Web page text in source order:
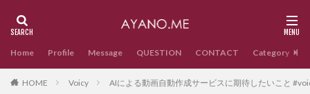
Home Profile Message QUESTION CONTACT Category
HOME Voicy AIによる動画自動作成サービスに期待したいこと